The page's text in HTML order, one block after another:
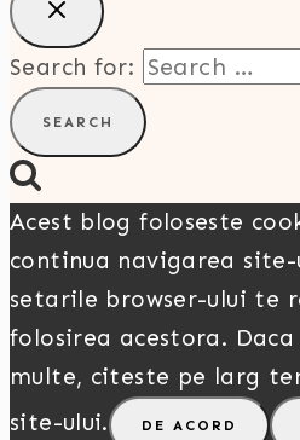
Search for:
Acest blog foloseste
continua navigarea
setarile browser-ului te
folosirea acestora.
multe, citeste pe larg
site-ului.
DE ACORD